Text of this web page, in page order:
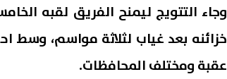
وجاء التتويج ليمنح الفريق لقبه
خزائنه بعد غياب لثلاثة مواسم، وسط
عقبة ومختلف المحافظات.